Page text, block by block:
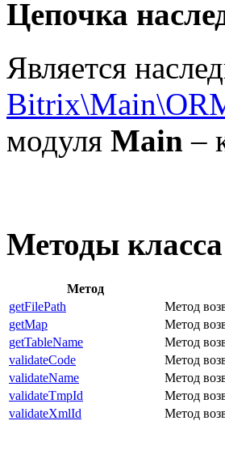
Цепочка
Является
модуля Main –
Методы класса
Метод
getFilePath
Метод
getMap
Метод
getTableName
Метод
validateCode
Метод
validateName
Метод
validateTmpId
Метод
validateXmlId
Метод